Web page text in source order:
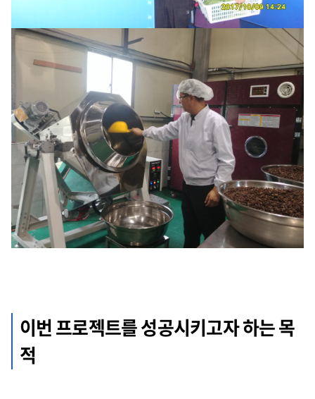
이번 프로젝트를 성공시키고자 하는 목
적